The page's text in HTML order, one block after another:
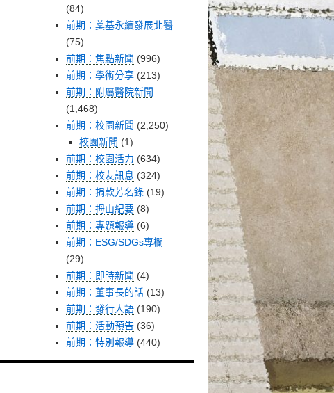
(84)
前期：奠基永續發展北醫
(75)
前期：焦點新聞 (996)
前期：學術分享 (213)
前期：附屬醫院新聞
(1,468)
前期：校園新聞 (2,250)
校園新聞 (1)
前期：校園活力 (634)
前期：校友訊息 (324)
前期：捐款芳名錄 (19)
前期：拇山紀要 (8)
前期：專題報導 (6)
前期：ESG/SDGs專欄
(29)
前期：即時新聞 (4)
前期：董事長的話 (13)
前期：發行人語 (190)
前期：活動預告 (36)
前期：特別報導 (440)